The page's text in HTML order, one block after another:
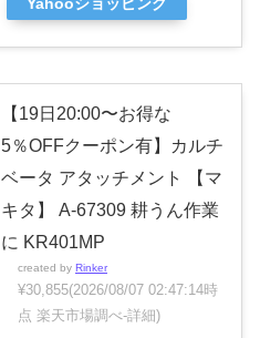
【19日20:00〜お得な
5％OFFクーポン有】カルチ
ベータ アタッチメント 【マ
キタ】 A-67309 耕うん作業
に KR401MP
created by Rinker
¥30,855(2026/08/07 02:47:14時
点 楽天市場調べ-詳細)